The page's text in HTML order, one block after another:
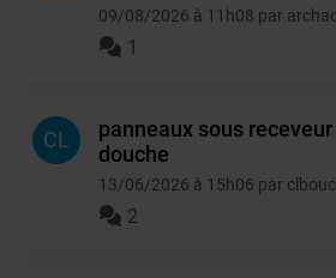
09/08/2026 à 11h08 par
1
CL
panneaux sous receveur
douche
13/06/2026 à 15h06 par
2